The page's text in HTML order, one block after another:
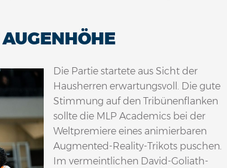
Die Partie startete aus Sicht der
Hausherren erwartungsvoll. Die gute
Stimmung auf den Tribünenflanken
sollte die MLP Academics bei der
Weltpremiere eines animierbaren
Augmented-Reality-Trikots puschen.
Im vermeintlichen David-Goliath-